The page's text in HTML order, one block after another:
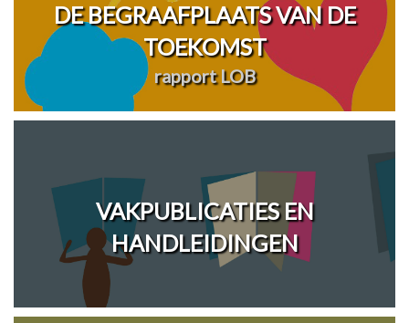
DE BEGRAAFPLAATS VAN DE
TOEKOMST
rapport LOB
VAKPUBLICATIES EN
HANDLEIDINGEN